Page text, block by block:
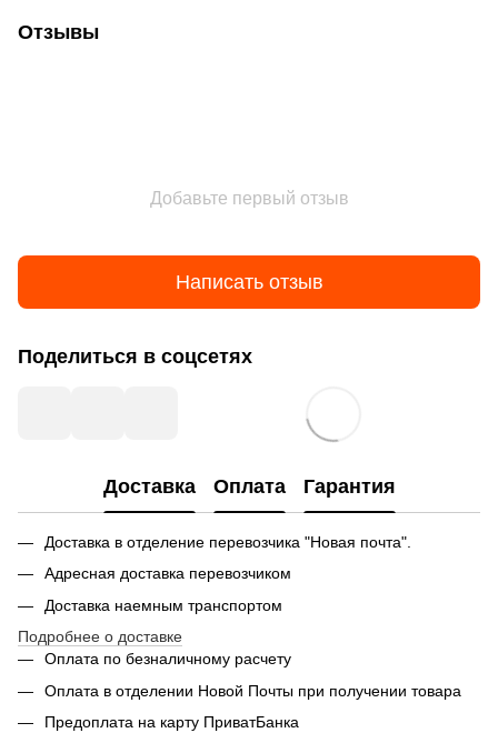
Отзывы
Добавьте первый отзыв
Написать отзыв
Поделиться в соцсетях
Доставка Оплата Гарантия
Доставка в отделение перевозчика "Новая почта".
Адресная доставка перевозчиком
Доставка наемным транспортом
Подробнее о доставке
Оплата по безналичному расчету
Оплата в отделении Новой Почты при получении товара
Предоплата на карту ПриватБанка